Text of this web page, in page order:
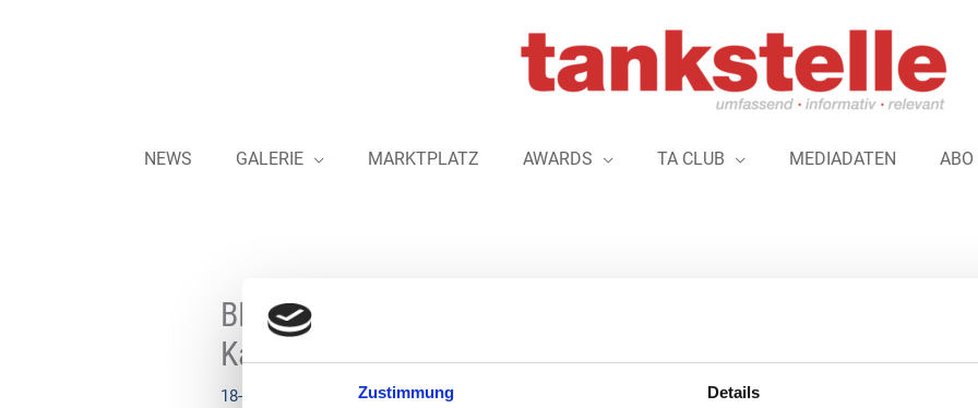
Zustimmung Details
NEWS GALERIE MARKTPLATZ AWARDS TA CLUB MEDIADATEN ABO
BDSI – Wechsel in der Geschäftsstelle: Dr. Mario
Kammerinke
18-07-2023